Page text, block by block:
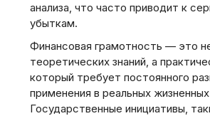
анализа‚ что часто приводит к
убыткам.
Финансовая грамотность — это
теоретических знаний‚ а
который требует постоянного
применения в реальных
Государственные инициативы‚